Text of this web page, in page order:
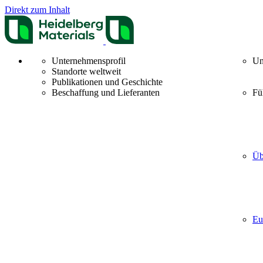
Direkt zum Inhalt
Unternehmensprofil
Standorte weltweit
Publikationen und Geschichte
Beschaffung und Lieferanten